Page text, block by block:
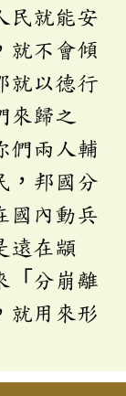
民就能安
就不會傾
就以德行
來歸之
們兩人輔
，邦國分
國內動兵
遠在顓
「分崩離
就用來形